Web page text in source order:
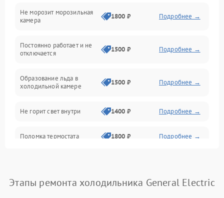
Дренаж
Не морозит морозильная
камера
1800 ₽ Подробнее →
Постоянно работает и не
отключается
1500 ₽ Подробнее →
Образование льда в
холодильной камере
1500 ₽ Подробнее →
Не горит свет внутри 1400 ₽ Подробнее →
Поломка термостата 1800 ₽ Подробнее →
Поломка системы No Frost 2600 ₽ Подробнее →
Этапы ремонта холодильника General Electric